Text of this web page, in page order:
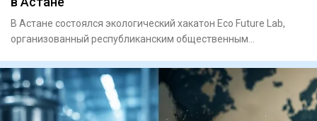
В Астане состоялся экологический хакатон Eco Future Lab,
организованный республиканским общественным